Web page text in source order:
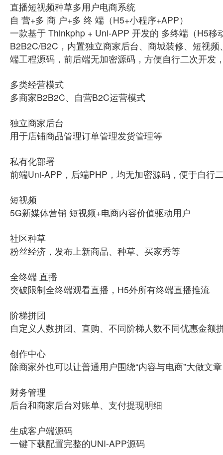
直播短视频种草多用户电商系统
自 营+多 商 户+多 终 端（H5+小程序+APP）
一款基于 Thinkphp + Uni-APP 开发的 多终端（H5
B2B2C/B2C，内置独立商家后台、商城装修、短视
端工程源码，前后端无加密源码，方便自行二次开发
多类经营模式
多商家B2B2C、自营B2C运营模式
独立商家后台
用于店铺商品管理订单管理发货管理等
私有化部署
前端Uni-APP，后端PHP，均无加密源码，便于自行
短视频
5G新媒体营销 短视频+电商内容价值驱动用户
社区种草
粉丝经济，发布上新商品、种草、买家秀等
全终端 直播
突破限制全终端观看直播，H5外所有终端直播推流
阶梯拼团
自定义人数拼团、直购、不同阶梯人数不同优惠金额
创作中心
除商家外也可以让普通用户围绕“内容与电商”大做文章
财务管理
后台和商家后台对账单、支付提现明细
生成客户端源码
一键下载配置完整的UNI-APP源码